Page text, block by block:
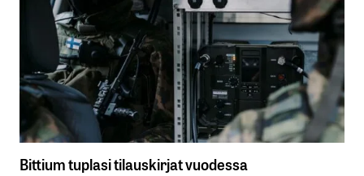
Bittium tuplasi tilauskirjat vuodessa